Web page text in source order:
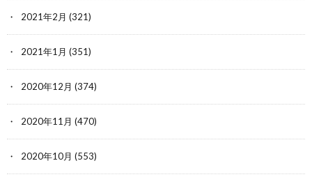
2021年2月 (321)
2021年1月 (351)
2020年12月 (374)
2020年11月 (470)
2020年10月 (553)